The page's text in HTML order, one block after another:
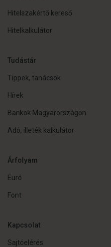
Hitelszakértő kereső
Hitelkalkulátor
Tudástár
Tippek, tanácsok
Hírek
Bankok Magyarországon
Adó, illeték kalkulátor
Árfolyam
Euró
Font
Kapcsolat
Sajtóelérés